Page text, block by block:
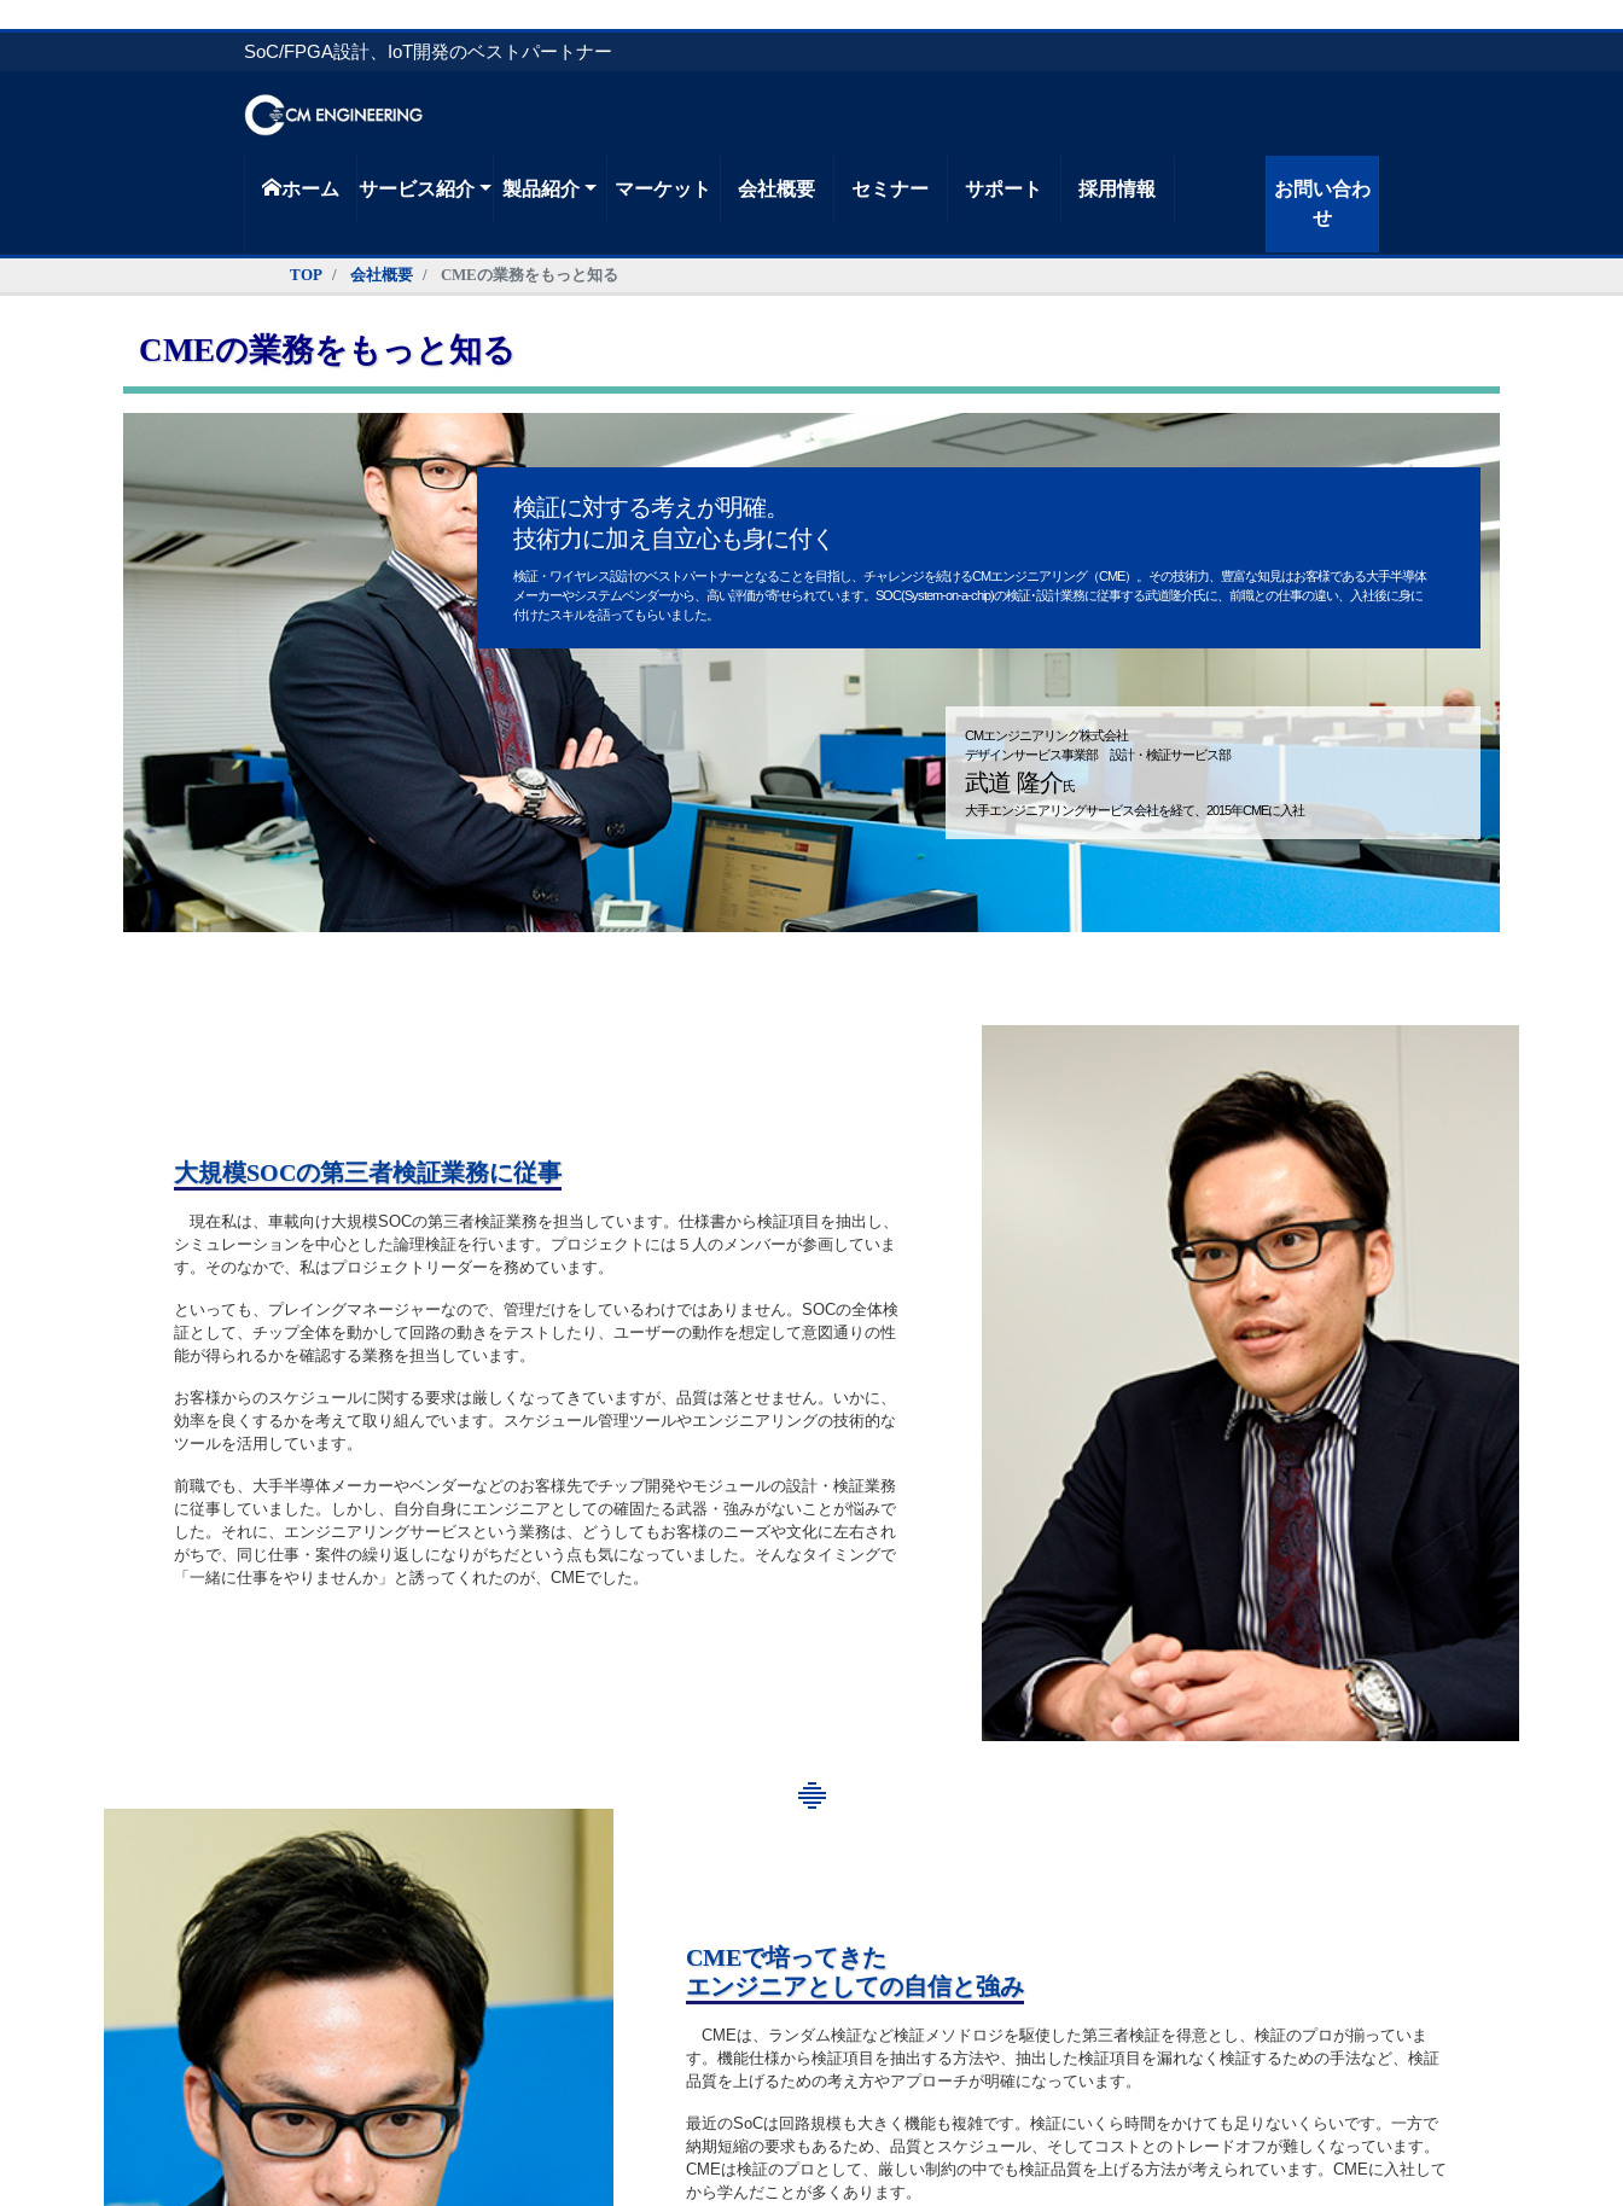
SoC/FPGA設計、IoT開発のベストパートナー
ホーム サービス紹介 製品紹介 マーケット 会社概要 セミナー サポート 採用情報
お問い合わ
せ
TOP 会社概要 CMEの業務をもっと知る
CMEの業務をもっと知る
検証に対する考えが明確。
技術力に加え自立心も身に付く
検証・ワイヤレス設計のベストパートナーとなることを目指し、チャレンジを続けるCMエンジニアリング（CME）。その技術力、豊富な知見はお客様である大手半導体
メーカーやシステムベンダーから、高い評価が寄せられています。SOC(System-on-a-chip)の検証･設計業務に従事する武道隆介氏に、前職との仕事の違い、入社後に身に
付けたスキルを語ってもらいました。
CMエンジニアリング株式会社
デザインサービス事業部 設計・検証サービス部
武道 隆介氏
大手エンジニアリングサービス会社を経て、2015年CMEに入社
大規模SOCの第三者検証業務に従事
現在私は、車載向け大規模SOCの第三者検証業務を担当しています。仕様書から検証項目を抽出し、
シミュレーションを中心とした論理検証を行います。プロジェクトには５人のメンバーが参画していま
す。そのなかで、私はプロジェクトリーダーを務めています。
といっても、プレイングマネージャーなので、管理だけをしているわけではありません。SOCの全体検
証として、チップ全体を動かして回路の動きをテストしたり、ユーザーの動作を想定して意図通りの性
能が得られるかを確認する業務を担当しています。
お客様からのスケジュールに関する要求は厳しくなってきていますが、品質は落とせません。いかに、
効率を良くするかを考えて取り組んでいます。スケジュール管理ツールやエンジニアリングの技術的な
ツールを活用しています。
前職でも、大手半導体メーカーやベンダーなどのお客様先でチップ開発やモジュールの設計・検証業務
に従事していました。しかし、自分自身にエンジニアとしての確固たる武器・強みがないことが悩みで
した。それに、エンジニアリングサービスという業務は、どうしてもお客様のニーズや文化に左右され
がちで、同じ仕事・案件の繰り返しになりがちだという点も気になっていました。そんなタイミングで
「一緒に仕事をやりませんか」と誘ってくれたのが、CMEでした。
CMEで培ってきた
エンジニアとしての自信と強み
CMEは、ランダム検証など検証メソドロジを駆使した第三者検証を得意とし、検証のプロが揃っていま
す。機能仕様から検証項目を抽出する方法や、抽出した検証項目を漏れなく検証するための手法など、検証
品質を上げるための考え方やアプローチが明確になっています。
最近のSoCは回路規模も大きく機能も複雑です。検証にいくら時間をかけても足りないくらいです。一方で
納期短縮の要求もあるため、品質とスケジュール、そしてコストとのトレードオフが難しくなっています。
CMEは検証のプロとして、厳しい制約の中でも検証品質を上げる方法が考えられています。CMEに入社して
から学んだことが多くあります。